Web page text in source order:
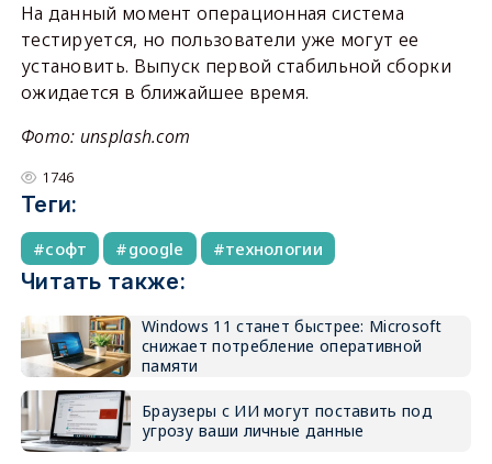
На данный момент операционная система
тестируется, но пользователи уже могут ее
установить. Выпуск первой стабильной сборки
ожидается в ближайшее время.
Фото: unsplash.com
1746
Теги:
софт google технологии
Читать также:
Windows 11 станет быстрее: Microsoft
снижает потребление оперативной
памяти
Браузеры с ИИ могут поставить под
угрозу ваши личные данные